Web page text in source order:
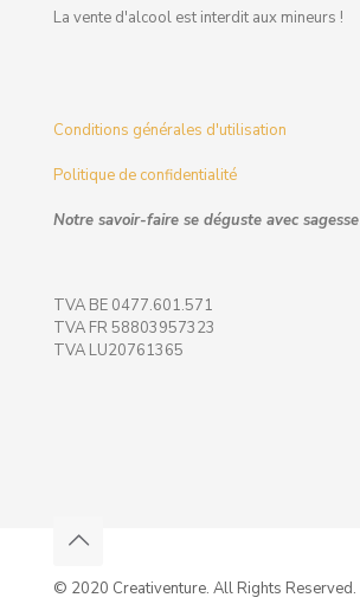
La vente d'alcool est interdit aux mineurs !
Conditions générales d'utilisation
Politique de confidentialité
Notre savoir-faire se déguste avec sagesse
TVA BE 0477.601.571
TVA FR 58803957323
TVA LU20761365
© 2020 Creativenture. All Rights Reserved.